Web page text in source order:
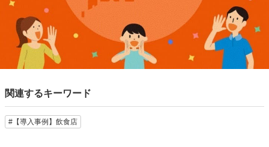
関連するキーワード
#【導入事例】飲食店